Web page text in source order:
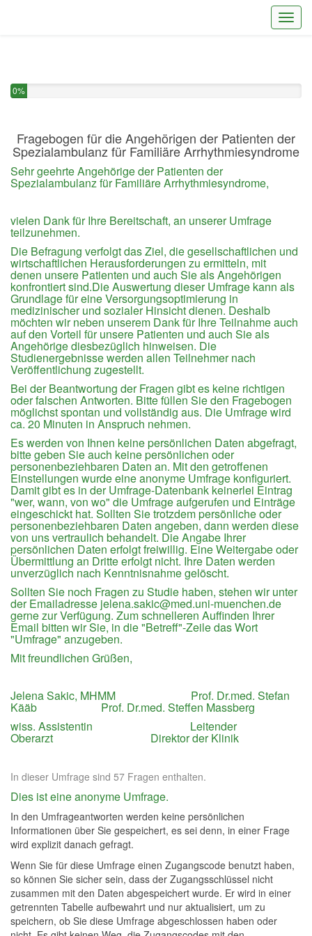
Sie haben 0% dieser Umfrage fertiggestellt.
0%
Fragebogen für die Angehörigen der Patienten der
Spezialambulanz für Familiäre Arrhythmiesyndrome
Sehr geehrte Angehörige der Patienten der
Spezialambulanz für Familiäre Arrhythmiesyndrome,
vielen Dank für Ihre Bereitschaft, an unserer Umfrage
teilzunehmen.
Die Befragung verfolgt das Ziel, die gesellschaftlichen und
wirtschaftlichen Herausforderungen zu ermitteln, mit
denen unsere Patienten und auch Sie als Angehörigen
konfrontiert sind.Die Auswertung dieser Umfrage kann als
Grundlage für eine Versorgungsoptimierung in
medizinischer und sozialer Hinsicht dienen. Deshalb
möchten wir neben unserem Dank für Ihre Teilnahme auch
auf den Vorteil für unsere Patienten und auch Sie als
Angehörige diesbezüglich hinweisen. Die
Studienergebnisse werden allen Teilnehmer nach
Veröffentlichung zugestellt.
Bei der Beantwortung der Fragen gibt es keine richtigen
oder falschen Antworten. Bitte füllen Sie den Fragebogen
möglichst spontan und vollständig aus. Die Umfrage wird
ca. 20 Minuten in Anspruch nehmen.
Es werden von Ihnen keine persönlichen Daten abgefragt,
bitte geben Sie auch keine persönlichen oder
personenbeziehbaren Daten an. Mit den getroffenen
Einstellungen wurde eine anonyme Umfrage konfiguriert.
Damit gibt es in der Umfrage-Datenbank keinerlei Eintrag
"wer, wann, von wo" die Umfrage aufgerufen und Einträge
eingeschickt hat. Sollten Sie trotzdem persönliche oder
personenbeziehbaren Daten angeben, dann werden diese
von uns vertraulich behandelt. Die Angabe Ihrer
persönlichen Daten erfolgt freiwillig. Eine Weitergabe oder
Übermittlung an Dritte erfolgt nicht. Ihre Daten werden
unverzüglich nach Kenntnisnahme gelöscht.
Sollten Sie noch Fragen zu Studie haben, stehen wir unter
der Emailadresse jelena.sakic@med.uni-muenchen.de
gerne zur Verfügung. Zum schnelleren Auffinden Ihrer
Email bitten wir Sie, in die "Betreff"-Zeile das Wort
"Umfrage" anzugeben.
Mit freundlichen Grüßen,
Jelena Sakic, MHMM Prof. Dr.med. Stefan
Kääb Prof. Dr.med. Steffen Massberg
wiss. Assistentin Leitender
Oberarzt Direktor der Klinik
In dieser Umfrage sind 57 Fragen enthalten.
Dies ist eine anonyme Umfrage.
In den Umfrageantworten werden keine persönlichen
Informationen über Sie gespeichert, es sei denn, in einer Frage
wird explizit danach gefragt.
Wenn Sie für diese Umfrage einen Zugangscode benutzt haben,
so können Sie sicher sein, dass der Zugangsschlüssel nicht
zusammen mit den Daten abgespeichert wurde. Er wird in einer
getrennten Tabelle aufbewahrt und nur aktualisiert, um zu
speichern, ob Sie diese Umfrage abgeschlossen haben oder